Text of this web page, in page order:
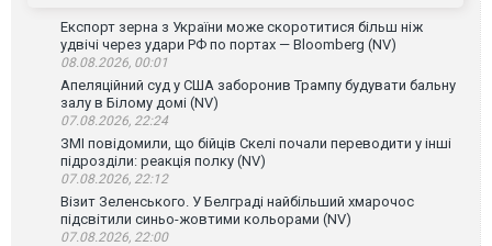
Експорт зерна з України може скоротитися більш ніж
удвічі через удари РФ по портах — Bloomberg (NV)
08.08.2026, 00:01
Апеляційний суд у США заборонив Трампу будувати бальну
залу в Білому домі (NV)
07.08.2026, 22:24
ЗМІ повідомили, що бійців Скелі почали переводити у інші
підрозділи: реакція полку (NV)
07.08.2026, 22:12
Візит Зеленського. У Белграді найбільший хмарочос
підсвітили синьо-жовтими кольорами (NV)
07.08.2026, 22:00